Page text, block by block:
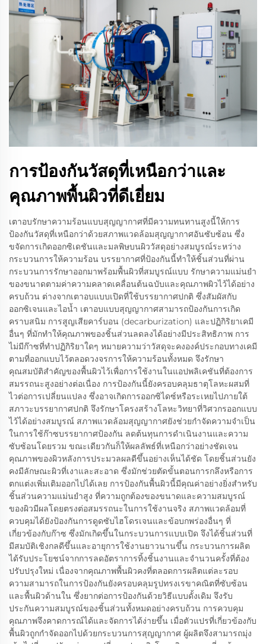
การป้องกันวัสดุที่เหนือกว่าและ
คุณภาพพื้นผิวที่ดีเยี่ยม
เตาอบรักษาความร้อนแบบสุญญากาศที่มีความทนทานสูงนี้ให้การ
ป้องกันวัสดุที่เหนือกว่าด้วยสภาพแวดล้อมสุญญากาศอันซับซ้อน ซึ่ง
ขจัดการเกิดออกซิเดชันและมลพิษบนผิววัสดุอย่างสมบูรณ์ระหว่าง
กระบวนการให้ความร้อน บรรยากาศที่ป้องกันนี้ทำให้ชิ้นส่วนที่ผ่าน
กระบวนการรักษาออกมาพร้อมพื้นผิวที่สมบูรณ์แบบ รักษาความแม่นยำ
ของขนาดตามค่าความคลาดเคลื่อนต้นฉบับและคุณภาพผิวไว้ได้อย่าง
ครบถ้วน ต่างจากเตาอบแบบเปิดที่ใช้บรรยากาศปกติ ซึ่งสัมผัสกับ
ออกซิเจนและไอน้ำ เตาอบแบบสุญญากาศสามารถป้องกันการเกิด
คราบสนิม การสูญเสียคาร์บอน (decarburization) และปฏิกิริยาเคมี
อื่นๆ ที่มักทำให้คุณภาพของชิ้นส่วนลดลงได้อย่างมีประสิทธิภาพ การ
ไม่มีก๊าซที่ทำปฏิกิริยาใดๆ หมายความว่าวัสดุจะคงองค์ประกอบทางเคมี
ตามที่ออกแบบไว้ตลอดวงจรการให้ความร้อนทั้งหมด จึงรักษา
คุณสมบัติสำคัญของพื้นผิวไว้เพื่อการใช้งานในแอปพลิเคชันที่ต้องการ
สมรรถนะสูงอย่างต่อเนื่อง การป้องกันนี้ยังครอบคลุมธาตุโลหะผสมที่
ไวต่อการเปลี่ยนแปลง ซึ่งอาจเกิดการออกซิไดซ์หรือระเหยไปภายใต้
สภาวะบรรยากาศปกติ จึงรักษาโครงสร้างโลหะวิทยาที่วิศวกรออกแบบ
ไว้ได้อย่างสมบูรณ์ สภาพแวดล้อมสุญญากาศยังช่วยกำจัดความจำเป็น
ในการใช้ก๊าซบรรยากาศป้องกัน ลดต้นทุนการดำเนินงานและความ
ซับซ้อนโดยรวม ขณะเดียวกันก็ให้ผลลัพธ์ที่เหนือกว่าอย่างชัดเจน
คุณภาพของผิวหลังการประมวลผลดีขึ้นอย่างเห็นได้ชัด โดยชิ้นส่วนยัง
คงมีลักษณะผิวที่เงาและสะอาด ซึ่งมักช่วยตัดขั้นตอนการกลึงหรือการ
ตกแต่งเพิ่มเติมออกไปได้เลย การป้องกันพื้นผิวนี้มีคุณค่าอย่างยิ่งสำหรับ
ชิ้นส่วนความแม่นยำสูง ที่ความถูกต้องของขนาดและความสมบูรณ์
ของผิวมีผลโดยตรงต่อสมรรถนะในการใช้งานจริง สภาพแวดล้อมที่
ควบคุมได้ยังป้องกันการดูดซับไฮโดรเจนและข้อบกพร่องอื่นๆ ที่
เกี่ยวข้องกับก๊าซ ซึ่งมักเกิดขึ้นในกระบวนการแบบเปิด จึงได้ชิ้นส่วนที่
มีสมบัติเชิงกลดีขึ้นและอายุการใช้งานยาวนานขึ้น กระบวนการผลิต
ได้รับประโยชน์จากการลดอัตราการทิ้งชิ้นงานและจำนวนครั้งที่ต้อง
ปรับปรุงใหม่ เนื่องจากคุณภาพพื้นผิวคงที่ตลอดการผลิตแต่ละรอบ
ความสามารถในการป้องกันยังครอบคลุมรูปทรงเรขาคณิตที่ซับซ้อน
และพื้นผิวด้านใน ซึ่งยากต่อการป้องกันด้วยวิธีแบบดั้งเดิม จึงรับ
ประกันความสมบูรณ์ของชิ้นส่วนทั้งหมดอย่างครบถ้วน การควบคุม
คุณภาพจึงคาดการณ์ได้และจัดการได้ง่ายขึ้น เมื่อตัวแปรที่เกี่ยวข้องกับ
พื้นผิวถูกกำจัดออกไปด้วยกระบวนการสุญญากาศ ผู้ผลิตจึงสามารถมุ่ง